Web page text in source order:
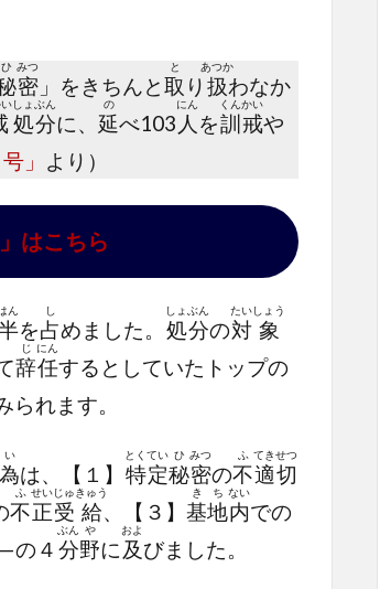
ひ
密
みつ
」をきちんと取
と
り 扱
あつか
わなか
処
しょ
分
ぶん
に、 延
の
べ103 人
にん
を訓戒
くんかい
や
」 より）
はこちら
ん
を占
し
めました。 処
しょ
分
ぶん
の対
たい
象
しょう
辞
じ
任
にん
するとしていたトップの
られます。
為
い
は、【１】 特
とく
定
てい
秘
ひ
密
みつ
の不
ふ
適
てき
切
せつ
不
ふ
正
せい
受
じゅ
給
きゅう
、【３】 基
き
地
ち
内
ない
での
の４ 分
ぶん
野
や
に 及
およ
びました。